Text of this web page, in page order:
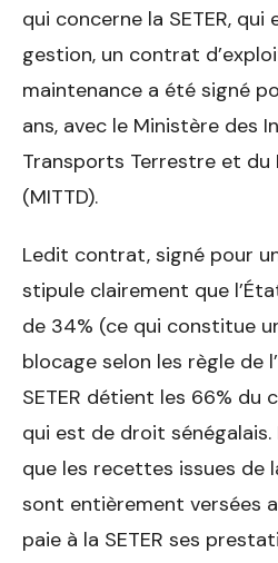
qui concerne la SETER,
gestion, un contrat
maintenance a été signé
ans, avec le Ministère des
Transports Terrestre et du
(MITTD).
Ledit contrat, signé pour
stipule clairement que
de 34% (ce qui constitue
blocage selon les règle de
SETER détient les 66% du
qui est de droit
que les recettes issues de
sont entièrement versées
paie à la SETER ses